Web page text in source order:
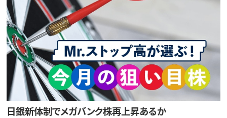
日銀新体制でメガバンク株再上昇あるか